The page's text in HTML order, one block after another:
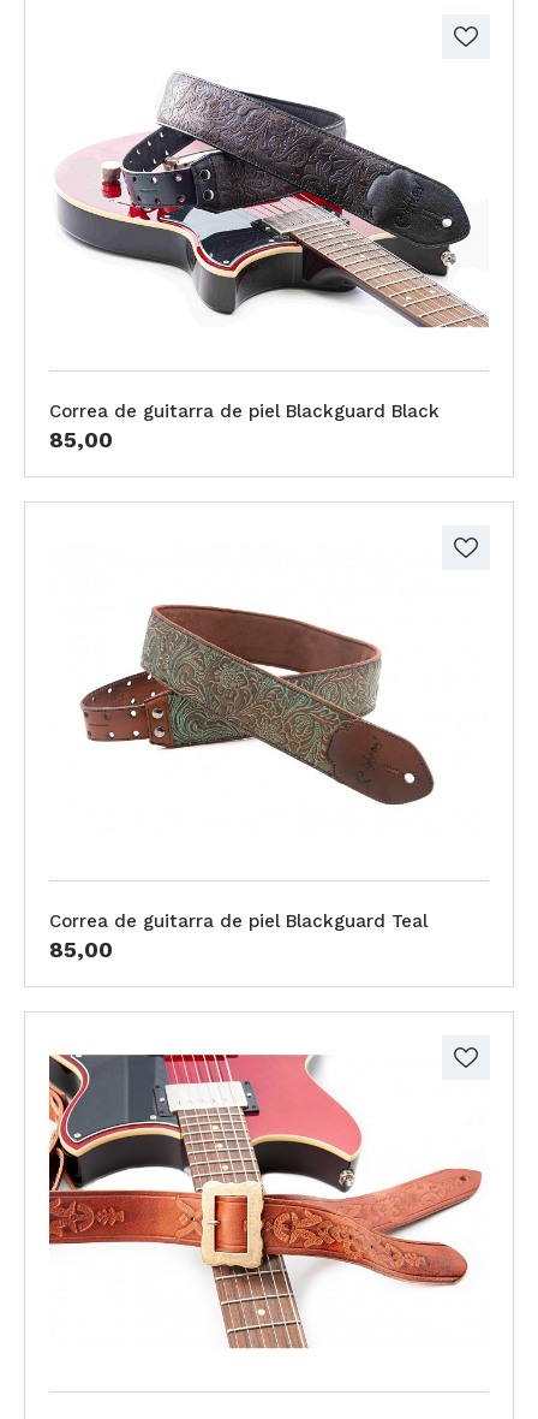
Correa de guitarra de piel Blackguard Black
85,00
Correa de guitarra de piel Blackguard Teal
85,00